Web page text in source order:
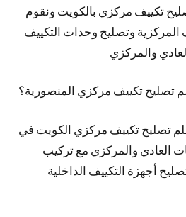
تكييف مركزي بالكويت ونقوم
المركزية وتصليح وحدات التكييف
والمركزي
تصليح تكييف مركزي المنصورية؟
تصليح تكييف مركزي الكويت في
العادي والمركزي مع تركيب
أجهزة التكييف الداخلية